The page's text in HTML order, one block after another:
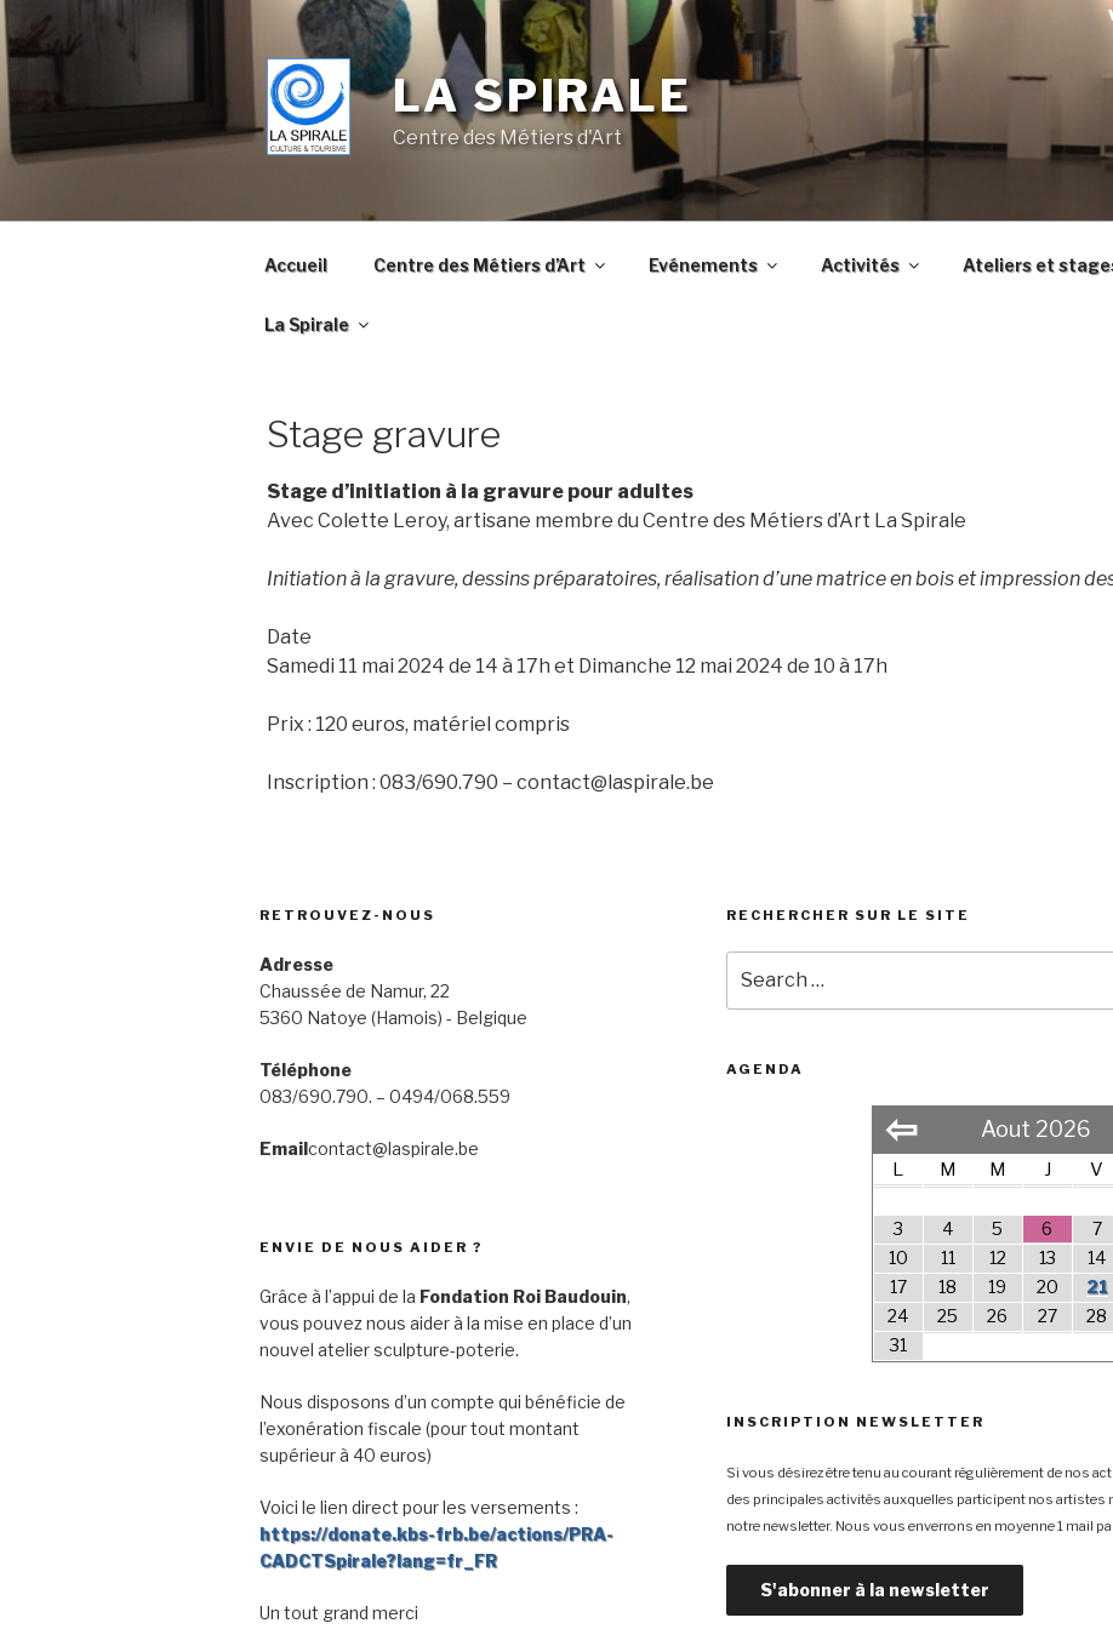
Skip
to
content
LA SPIRALE
Centre des Métiers d'Art
Accueil Centre des Métiers d’Art Evénements Activités Ateliers et
La Spirale
Stage gravure
Stage d’initiation à la gravure pour adultes
Avec Colette Leroy, artisane membre du Centre des Métiers d’Art La Spirale
Initiation à la gravure, dessins préparatoires, réalisation d’une matrice en bois et impression
Date
Samedi 11 mai 2024 de 14 à 17h et Dimanche 12 mai 2024 de 10 à 17h
Prix : 120 euros, matériel compris
Inscription : 083/690.790 – contact@laspirale.be
RETROUVEZ-NOUS
Adresse
Chaussée de Namur, 22
5360 Natoye (Hamois) - Belgique
Téléphone
083/690.790. – 0494/068.559
Emailcontact@laspirale.be
ENVIE DE NOUS AIDER ?
Grâce à l’appui de la Fondation Roi Baudouin,
vous pouvez nous aider à la mise en place d’un
nouvel atelier sculpture-poterie.
Nous disposons d’un compte qui bénéficie de
l’exonération fiscale (pour tout montant
supérieur à 40 euros)
Voici le lien direct pour les versements :
https://donate.kbs-frb.be/actions/PRA-
CADCTSpirale?lang=fr_FR
Un tout grand merci
RECHERCHER SUR LE SITE
for:
AGENDA
⇦ Aout 2026
L M M J V
3
4 5 6 7
10
11 12 13 14
17
18 19 20 21
24
25 26 27 28
31
INSCRIPTION NEWSLETTER
Si vous désirez être tenu au courant régulièrement de nos
des principales activités auxquelles participent nos artistes
notre newsletter. Nous vous enverrons en moyenne 1 mail